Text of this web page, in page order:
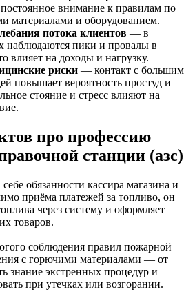
внимание к правилам по
материалами и оборудованием.
потока клиентов — в
наблюдаются пики и провалы в
влияет на доходы и нагрузку.
риски — контакт с большим
повышает вероятность простуд и
стояние и стресс влияют на
про профессию
станции (азс)
обязанности кассира магазина и
приёма платежей за топливо, он
через систему и оформляет
товаров.
соблюдения правил пожарной
с горючими материалами — от
знание экстренных процедур и
при утечках или возгорании.